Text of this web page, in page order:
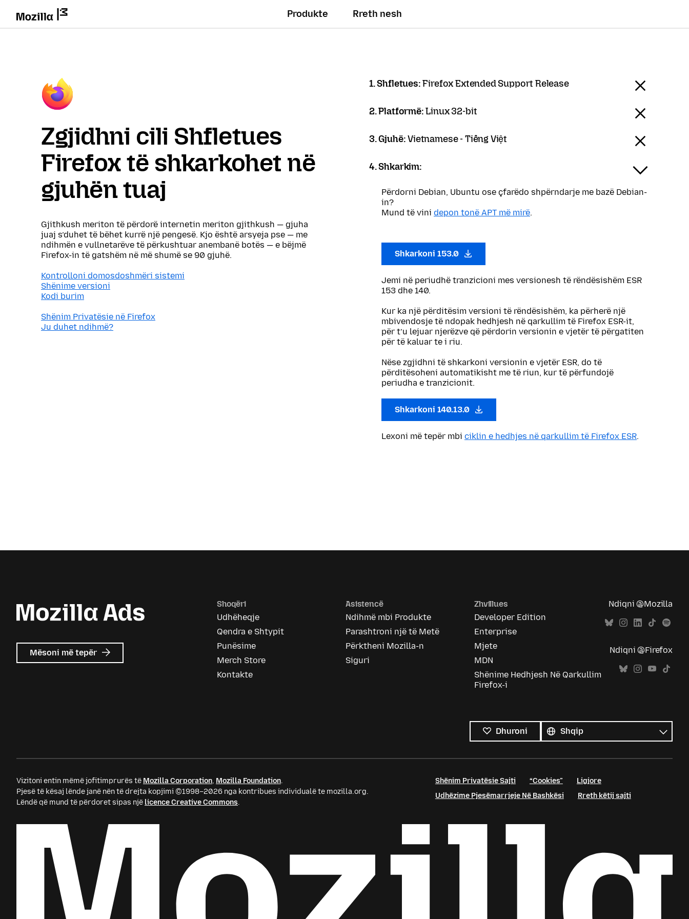
Produkte Rreth nesh
Zgjidhni cili Shfletues
Firefox të shkarkohet në
gjuhën tuaj
Gjithkush meriton të përdorë internetin meriton gjithkush — gjuha
juaj s’duhet të bëhet kurrë një pengesë. Kjo është arsyeja pse — me
ndihmën e vullnetarëve të përkushtuar anembanë botës — e bëjmë
Firefox-in të gatshëm në më shumë se 90 gjuhë.
Kontrolloni domosdoshmëri sistemi
Shënime versioni
Kodi burim
Shënim Privatësie në Firefox
Ju duhet ndihmë?
1. Shfletues:Firefox Extended Support Release
2. Platformë:Linux 32-bit
3. Gjuhë:Vietnamese - Tiếng Việt
4. Shkarkim:
Përdorni Debian, Ubuntu ose çfarëdo shpërndarje me bazë Debian-
in?
Mund të vini depon tonë APT më mirë.
Shkarkoni 153.0
Jemi në periudhë tranzicioni mes versionesh të rëndësishëm ESR
153 dhe 140.
Kur ka një përditësim versioni të rëndësishëm, ka përherë një
mbivendosje të ndopak hedhjesh në qarkullim të Firefox ESR-it,
për t’u lejuar njerëzve që përdorin versionin e vjetër të përgatiten
për të kaluar te i riu.
Nëse zgjidhni të shkarkoni versionin e vjetër ESR, do të
përditësoheni automatikisht me të riun, kur të përfundojë
periudha e tranzicionit.
Shkarkoni 140.13.0
Lexoni më tepër mbi ciklin e hedhjes në qarkullim të Firefox ESR.
Mësoni më tepër mbi
Mozilla
Shoqëri
Udhëheqje
Qendra e Shtypit
Punësime
Merch Store
Kontakte
Asistencë
Ndihmë mbi Produkte
Parashtroni një të Metë
Përktheni Mozilla-n
Siguri
Zhvillues
Developer Edition
Enterprise
Mjete
MDN
Shënime Hedhjesh Në Qarkullim
Firefox-i
Ndiqni @Mozilla
Ndiqni @Firefox
Dhuroni
gjuhët
Gjuhë
Vizitoni entin mëmë jofitimprurës të Mozilla Corporation, Mozilla Foundation.
Pjesë të kësaj lënde janë nën të drejta kopjimi ©1998–2026 nga kontribues individualë te mozilla.org.
Lëndë që mund të përdoret sipas një licence Creative Commons.
Shënim Privatësie Sajti “Cookies”
Ligjore
Udhëzime Pjesëmarrjeje Në Bashkësi
Rreth këtij sajti